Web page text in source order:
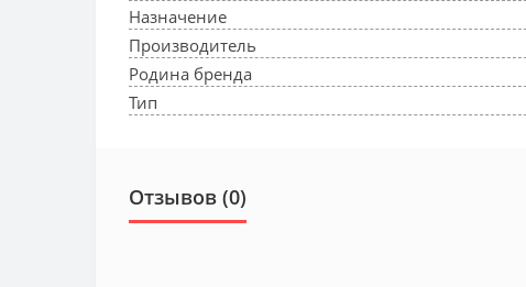
Назначение
Производитель
Родина бренда
Тип
Отзывов (0)